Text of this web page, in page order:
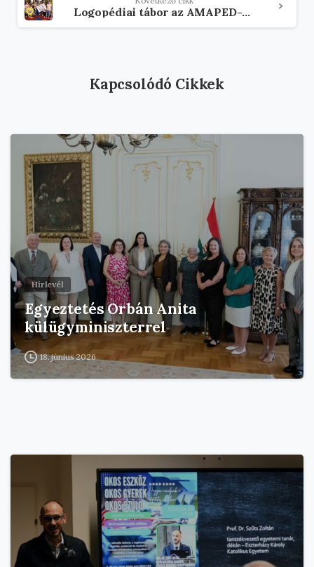
Logopédiai tábor az AMAPED-nél
Kapcsolódó Cikkek
Hírlevél
Egyeztetés Orbán Anita
külügyminiszterrel
18. június 2026